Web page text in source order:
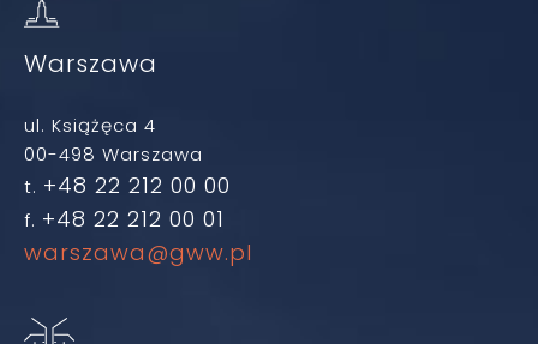
Warszawa
ul. Książęca 4
00-498 Warszawa
t. +48 22 212 00 00
f. +48 22 212 00 01
warszawa@gww.pl